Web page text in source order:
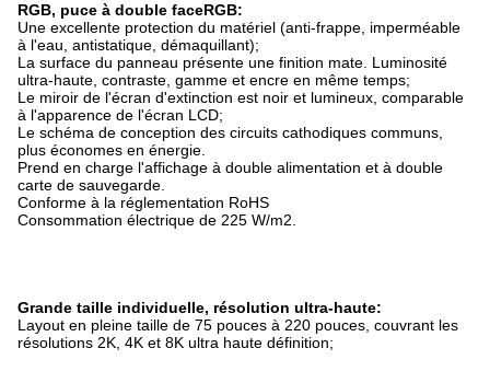
RGB, puce à double faceRGB:
Une excellente protection du matériel (anti-frappe, imperméable
à l'eau, antistatique, démaquillant);
La surface du panneau présente une finition mate. Luminosité
ultra-haute, contraste, gamme et encre en même temps;
Le miroir de l'écran d'extinction est noir et lumineux, comparable
à l'apparence de l'écran LCD;
Le schéma de conception des circuits cathodiques communs,
plus économes en énergie.
Prend en charge l'affichage à double alimentation et à double
carte de sauvegarde.
Conforme à la réglementation RoHS
Consommation électrique de 225 W/m2.
Grande taille individuelle, résolution ultra-haute:
Layout en pleine taille de 75 pouces à 220 pouces, couvrant les
résolutions 2K, 4K et 8K ultra haute définition;